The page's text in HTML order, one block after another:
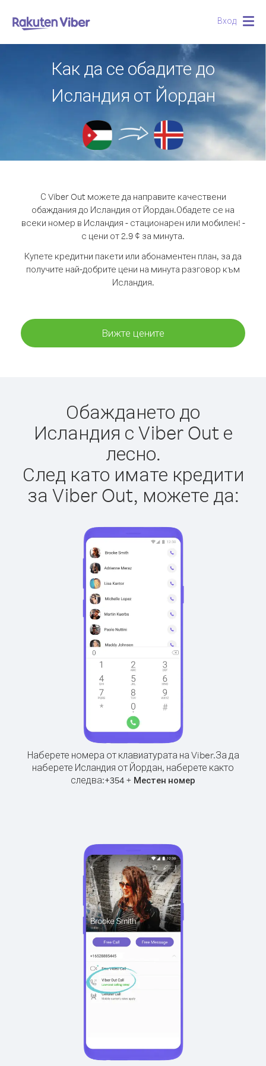
Вход
Как да се обадите до
Исландия от Йордан
С Viber Out можете да направите качествени
обаждания до Исландия от Йордан.Обадете се на
всеки номер в Исландия - стационарен или мобилен! -
с цени от 2.9 ¢ за минута.
Купете кредитни пакети или абонаментен план, за да
получите най-добрите цени на минута разговор към
Исландия.
Вижте цените
Обаждането до
Исландия с Viber Out е
лесно.
След като имате кредити
за Viber Out, можете да:
Наберете номера от клавиатурата на Viber.За да
наберете Исландия от Йордан, наберете както
следва:+354 + Местен номер